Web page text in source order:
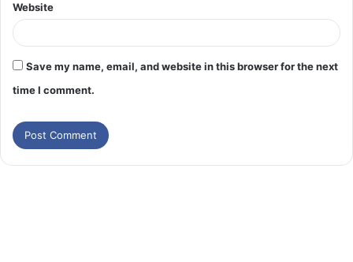
Website
Save my name, email, and website in this browser for the next
time I comment.